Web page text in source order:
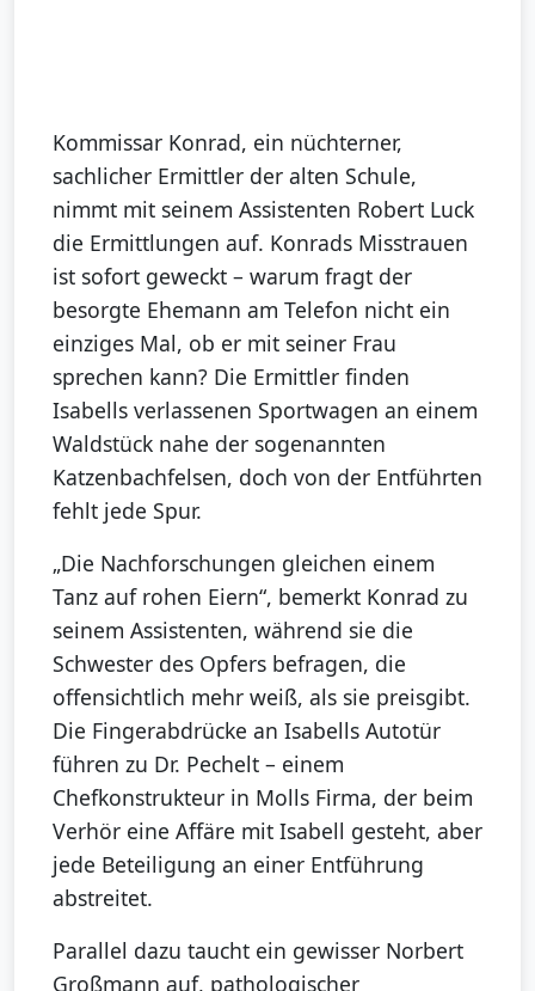
Kommissar Konrad, ein nüchterner,
sachlicher Ermittler der alten Schule,
nimmt mit seinem Assistenten Robert Luck
die Ermittlungen auf. Konrads Misstrauen
ist sofort geweckt – warum fragt der
besorgte Ehemann am Telefon nicht ein
einziges Mal, ob er mit seiner Frau
sprechen kann? Die Ermittler finden
Isabells verlassenen Sportwagen an einem
Waldstück nahe der sogenannten
Katzenbachfelsen, doch von der Entführten
fehlt jede Spur.
„Die Nachforschungen gleichen einem
Tanz auf rohen Eiern“, bemerkt Konrad zu
seinem Assistenten, während sie die
Schwester des Opfers befragen, die
offensichtlich mehr weiß, als sie preisgibt.
Die Fingerabdrücke an Isabells Autotür
führen zu Dr. Pechelt – einem
Chefkonstrukteur in Molls Firma, der beim
Verhör eine Affäre mit Isabell gesteht, aber
jede Beteiligung an einer Entführung
abstreitet.
Parallel dazu taucht ein gewisser Norbert
Großmann auf, pathologischer